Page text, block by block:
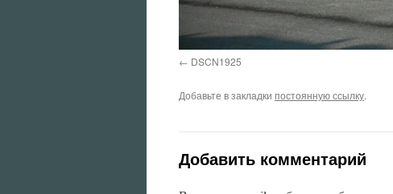
DSCN1925
Добавьте в закладки постоянную ссылку.
Добавить комментарий